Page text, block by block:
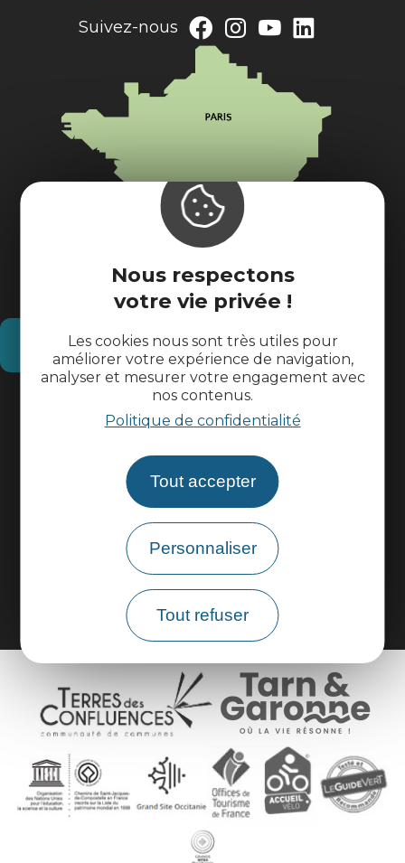
Nous respectons
votre vie privée !
Les cookies nous sont très utiles pour
améliorer votre expérience de navigation,
analyser et mesurer votre engagement avec
nos contenus.
Politique de confidentialité
Tout accepter
Personnaliser
Tout refuser
Suivez-nous
Comment venir ?
Informations pratiques
Espace pros
Espace groupes